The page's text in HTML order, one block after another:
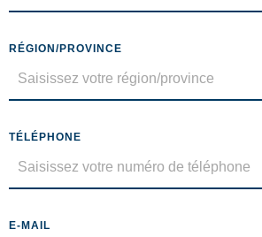
RÉGION/PROVINCE
TÉLÉPHONE
E-MAIL